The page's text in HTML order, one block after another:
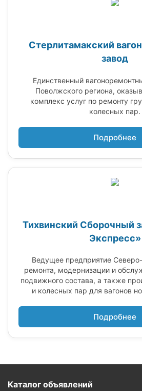
Стерлитамакский
завод
Единственный
Поволжского региона,
комплекс услуг по ремонту
колесных пар.
Подробнее
Тихвинский Сборочный
Экспресс»
Ведущее предприятие
ремонта, модернизации и
подвижного состава, а также
и колесных пар для вагонов
Подробнее
Каталог объявлений